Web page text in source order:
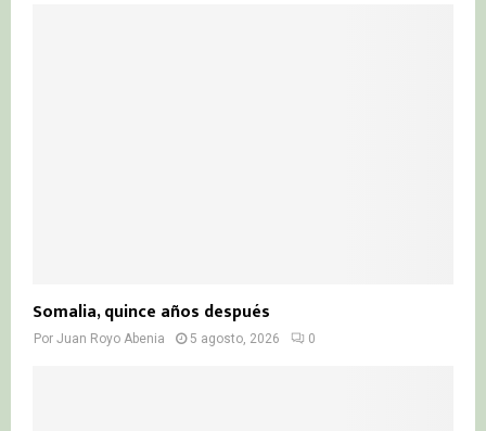
Somalia, quince años después
Por Juan Royo Abenia 5 agosto, 2026 0